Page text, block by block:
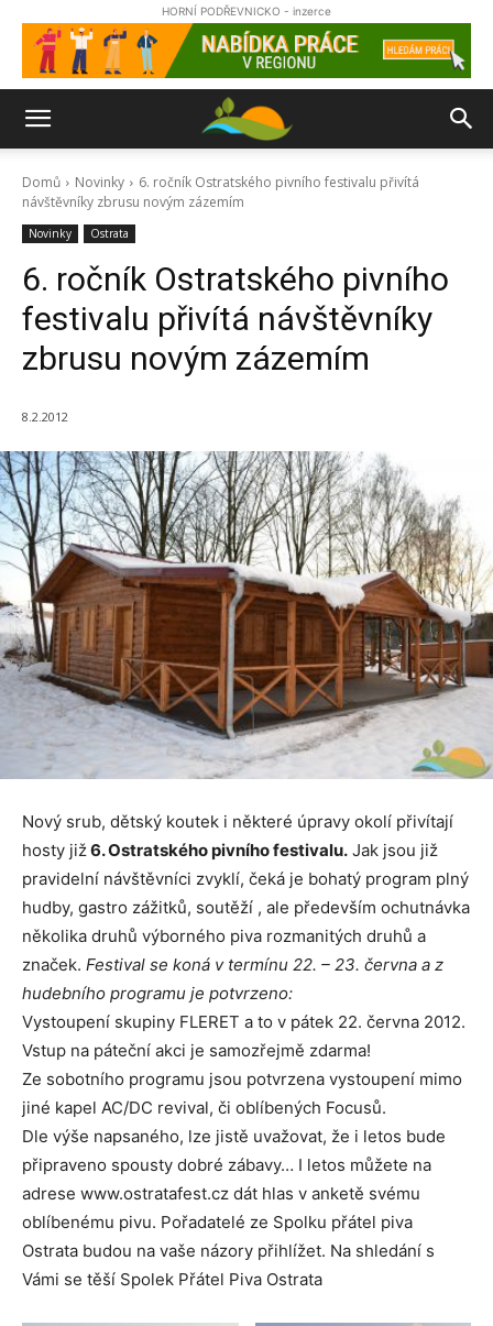
HORNÍ PODŘEVNICKO - inzerce
Domů Novinky
6. ročník Ostratského pivního festivalu přivítá
návštěvníky zbrusu novým zázemím
Novinky Ostrata
6. ročník Ostratského pivního
festivalu přivítá návštěvníky
zbrusu novým zázemím
8.2.2012
Nový srub, dětský koutek i některé úpravy okolí přivítají
hosty již6. Ostratského pivního festivalu. Jak jsou již
pravidelní návštěvníci zvyklí, čeká je bohatý program plný
hudby, gastro zážitků, soutěží , ale především ochutnávka
několika druhů výborného piva rozmanitých druhů a
značek. Festival se koná v termínu 22. – 23. června a z
hudebního programu je potvrzeno:
Vystoupení skupiny FLERET a to v pátek 22. června 2012.
Vstup na páteční akci je samozřejmě zdarma!
Ze sobotního programu jsou potvrzena vystoupení mimo
jiné kapel AC/DC revival, či oblíbených Focusů.
Dle výše napsaného, lze jistě uvažovat, že i letos bude
připraveno spousty dobré zábavy… I letos můžete na
adrese www.ostratafest.cz dát hlas v anketě svému
oblíbenému pivu. Pořadatelé ze Spolku přátel piva
Ostrata budou na vaše názory přihlížet. Na shledání s
Vámi se těší Spolek Přátel Piva Ostrata